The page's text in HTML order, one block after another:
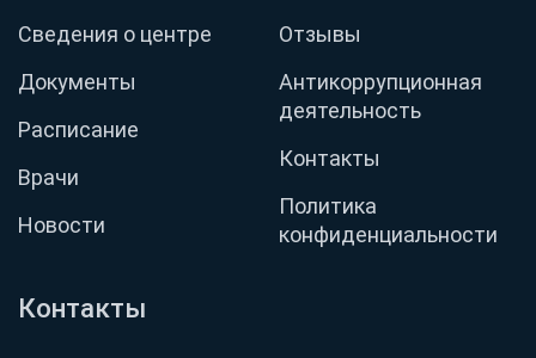
Контакты
Сведения о центре
Документы
Расписание
Врачи
Новости
Отзывы
Антикоррупционная
деятельность
Контакты
Политика
конфиденциальности